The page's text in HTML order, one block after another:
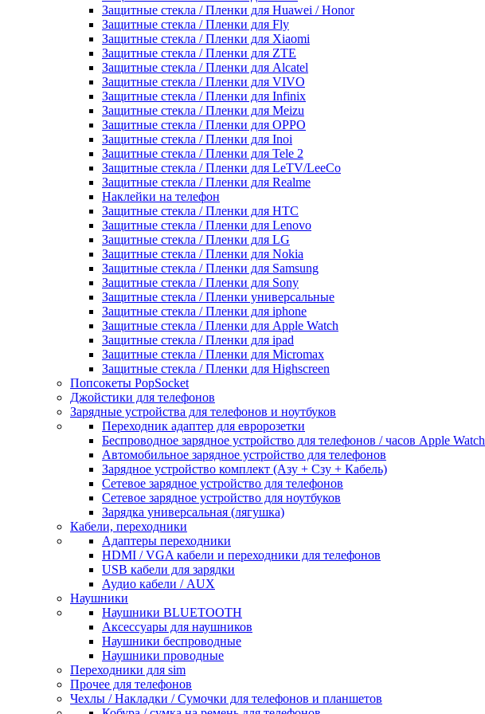
Защитные стекла / Пленки для Huawei / Honor
Защитные стекла / Пленки для Fly
Защитные стекла / Пленки для Xiaomi
Защитные стекла / Пленки для ZTE
Защитные стекла / Пленки для Alcatel
Защитные стекла / Пленки для VIVO
Защитные стекла / Пленки для Infinix
Защитные стекла / Пленки для Meizu
Защитные стекла / Пленки для OPPO
Защитные стекла / Пленки для Inoi
Защитные стекла / Пленки для Tele 2
Защитные стекла / Пленки для LeTV/LeeCo
Защитные стекла / Пленки для Realme
Наклейки на телефон
Защитные стекла / Пленки для HTC
Защитные стекла / Пленки для Lenovo
Защитные стекла / Пленки для LG
Защитные стекла / Пленки для Nokia
Защитные стекла / Пленки для Samsung
Защитные стекла / Пленки для Sony
Защитные стекла / Пленки универсальные
Защитные стекла / Пленки для iphone
Защитные стекла / Пленки для Apple Watch
Защитные стекла / Пленки для ipad
Защитные стекла / Пленки для Micromax
Защитные стекла / Пленки для Highscreen
Попсокеты PopSocket
Джойстики для телефонов
Зарядные устройства для телефонов и ноутбуков
Переходник адаптер для евророзетки
Беспроводное зарядное устройство для телефонов / часов Apple Watch
Автомобильное зарядное устройство для телефонов
Зарядное устройство комплект (Азу + Сзу + Кабель)
Сетевое зарядное устройство для телефонов
Сетевое зарядное устройство для ноутбуков
Зарядка универсальная (лягушка)
Кабели, переходники
Адаптеры переходники
HDMI / VGA кабели и переходники для телефонов
USB кабели для зарядки
Аудио кабели / AUX
Наушники
Наушники BLUETOOTH
Аксессуары для наушников
Наушники беспроводные
Наушники проводные
Переходники для sim
Прочее для телефонов
Чехлы / Накладки / Сумочки для телефонов и планшетов